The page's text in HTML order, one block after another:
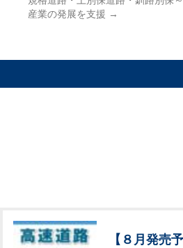
産業の発展を支援 →
【８月発売